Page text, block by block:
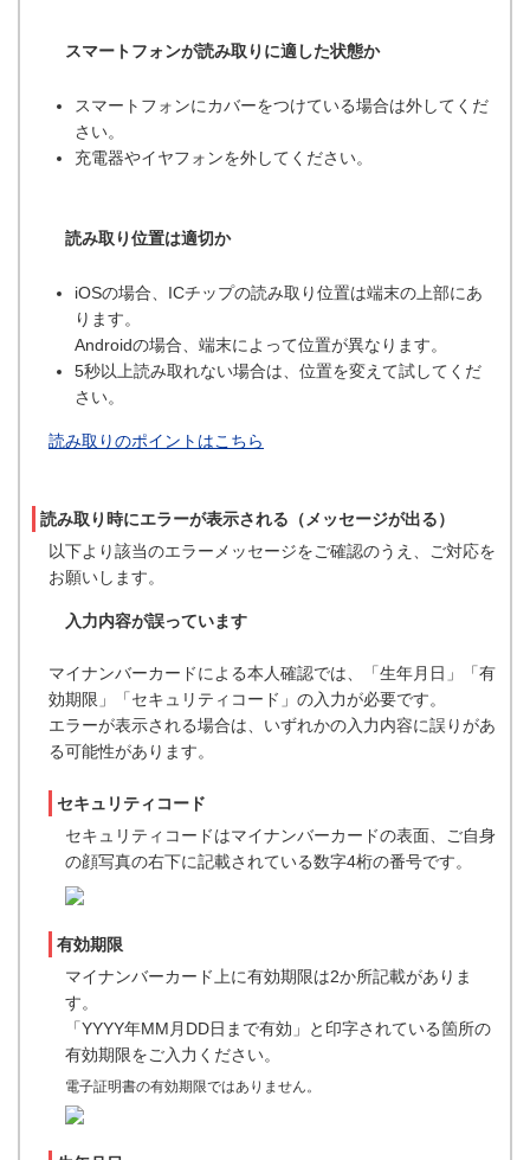
スマートフォンが読み取りに適した状態か
スマートフォンにカバーをつけている場合は外してくだ
さい。
充電器やイヤフォンを外してください。
読み取り位置は適切か
iOSの場合、ICチップの読み取り位置は端末の上部にあ
ります。
Androidの場合、端末によって位置が異なります。
5秒以上読み取れない場合は、位置を変えて試してくだ
さい。
読み取りのポイントはこちら
読み取り時にエラーが表示される（メッセージが出る）
以下より該当のエラーメッセージをご確認のうえ、ご対応を
お願いします。
入力内容が誤っています
マイナンバーカードによる本人確認では、「生年月日」「有
効期限」「セキュリティコード」の入力が必要です。
エラーが表示される場合は、いずれかの入力内容に誤りがあ
る可能性があります。
セキュリティコード
セキュリティコードはマイナンバーカードの表面、ご自身
の顔写真の右下に記載されている数字4桁の番号です。
有効期限
マイナンバーカード上に有効期限は2か所記載がありま
す。
「YYYY年MM月DD日まで有効」と印字されている箇所の
有効期限をご入力ください。
電子証明書の有効期限ではありません。